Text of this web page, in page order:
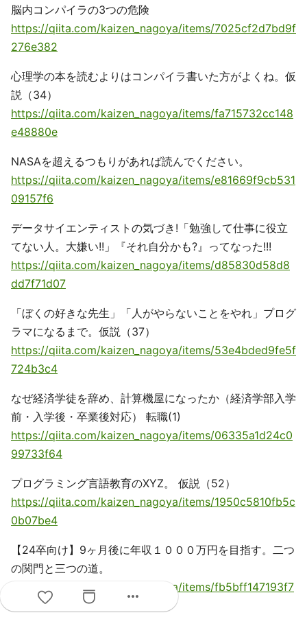
脳内コンパイラの3つの危険
https://qiita.com/kaizen_nagoya/items/7025cf2d7bd9f
276e382
心理学の本を読むよりはコンパイラ書いた方がよくね。仮
説（34）
https://qiita.com/kaizen_nagoya/items/fa715732cc148
e48880e
NASAを超えるつもりがあれば読んでください。
https://qiita.com/kaizen_nagoya/items/e81669f9cb531
09157f6
データサイエンティストの気づき!「勉強して仕事に役立
てない人。大嫌い!!」『それ自分かも?』ってなった!!!
https://qiita.com/kaizen_nagoya/items/d85830d58d8
dd7f71d07
「ぼくの好きな先生」「人がやらないことをやれ」プログ
ラマになるまで。仮説（37）
https://qiita.com/kaizen_nagoya/items/53e4bded9fe5f
724b3c4
なぜ経済学徒を辞め、計算機屋になったか（経済学部入学
前・入学後・卒業後対応） 転職(1)
https://qiita.com/kaizen_nagoya/items/06335a1d24c0
99733f64
プログラミング言語教育のXYZ。 仮説（52）
https://qiita.com/kaizen_nagoya/items/1950c5810fb5c
0b07be4
【24卒向け】9ヶ月後に年収１０００万円を目指す。二つ
の関門と三つの道。
https://qiita.com/kaizen_nagoya/items/fb5bff147193f7
26ad25
more_horiz